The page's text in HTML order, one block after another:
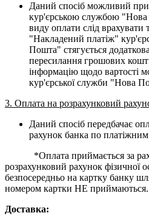
Даний спосіб можливий при
кур'єрською службою
виду оплати слід
"Накладений платіж"
Пошта" стягується додаткова
пересилання грошових
інформацію щодо вартості
кур'єрської служби "Нова
3. Оплата на розрахунковий
Даний спосіб передбачає
рахунок банка по
*Оплата приймається за
розрахунковий рахунок фізичної
безпосередньо на картку банку
номером картки НЕ приймаються.
Доставка: